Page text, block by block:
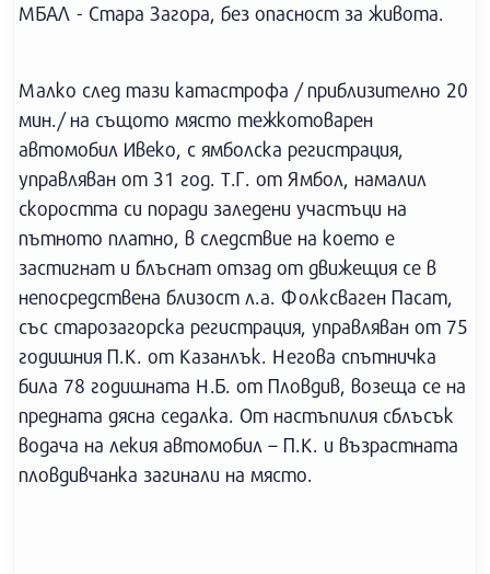
МБАЛ - Стара Загора, без опасност за живота.
Малко след тази катастрофа / приблизително 20
мин./ на същото място тежкотоварен
автомобил Ивеко, с ямболска регистрация,
управляван от 31 год. Т.Г. от Ямбол, намалил
скоростта си поради заледени участъци на
пътното платно, в следствие на което е
застигнат и блъснат отзад от движещия се в
непосредствена близост л.а. Фолксваген Пасат,
със старозагорска регистрация, управляван от 75
годишния П.К. от Казанлък. Негова спътничка
била 78 годишната Н.Б. от Пловдив, возеща се на
предната дясна седалка. От настъпилия сблъсък
водача на лекия автомобил – П.К. и възрастната
пловдивчанка загинали на място.